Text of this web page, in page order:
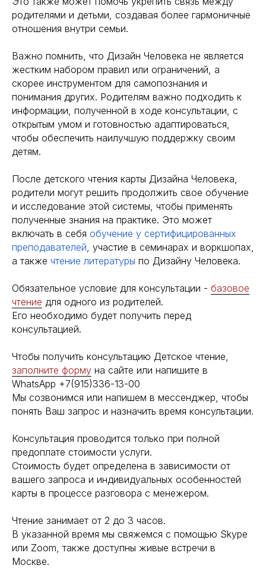
родителями и детьми, создавая более гармоничные
отношения внутри семьи.
Важно помнить, что Дизайн Человека не является
жестким набором правил или ограничений, а
скорее инструментом для самопознания и
понимания других. Родителям важно подходить к
информации, полученной в ходе консультации, с
открытым умом и готовностью адаптироваться,
чтобы обеспечить наилучшую поддержку своим
детям.
После детского чтения карты Дизайна Человека,
родители могут решить продолжить свое обучение
и исследование этой системы, чтобы применять
полученные знания на практике. Это может
включать в себя обучение у сертифицированных
преподавателей, участие в семинарах и воркшопах,
а также чтение литературы по Дизайну Человека.
Обязательное условие для консультации - базовое
чтение для одного из родителей.
Его необходимо будет получить перед
консультацией.
Чтобы получить консультацию Детское чтение,
заполните форму на сайте или напишите в
WhatsApp +7(915)336-13-00
Мы созвонимся или напишем в мессенджер, чтобы
понять Ваш запрос и назначить время консультации.
Консультация проводится только при полной
предоплате стоимости услуги.
Стоимость будет определена в зависимости от
вашего запроса и индивидуальных особенностей
карты в процессе разговора с менежером.
Чтение занимает от 2 до 3 часов.
В указанной время мы свяжемся с помощью Skype
или Zoom, также доступны живые встречи в
Москве.